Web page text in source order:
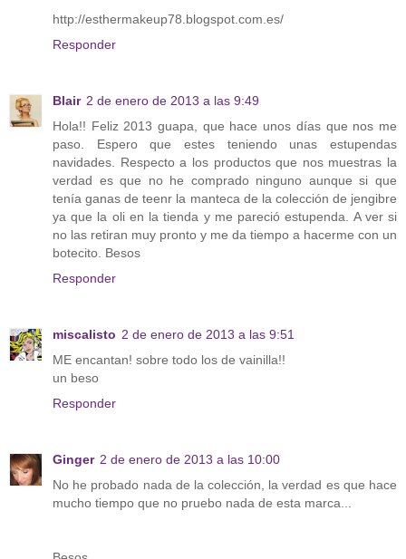
http://esthermakeup78.blogspot.com.es/
Responder
Blair 2 de enero de 2013 a las 9:49
Hola!! Feliz 2013 guapa, que hace unos días que nos me
paso. Espero que estes teniendo unas estupendas
navidades. Respecto a los productos que nos muestras la
verdad es que no he comprado ninguno aunque si que
tenía ganas de teenr la manteca de la colección de jengibre
ya que la oli en la tienda y me pareció estupenda. A ver si
no las retiran muy pronto y me da tiempo a hacerme con un
botecito. Besos
Responder
miscalisto 2 de enero de 2013 a las 9:51
ME encantan! sobre todo los de vainilla!!
un beso
Responder
Ginger 2 de enero de 2013 a las 10:00
No he probado nada de la colección, la verdad es que hace
mucho tiempo que no pruebo nada de esta marca...